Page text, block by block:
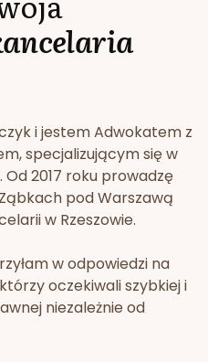
i jestem Adwokatem z
specjalizującym się w
2017 roku prowadzę
pod Warszawą
w Rzeszowie.
w odpowiedzi na
oczekiwali szybkiej i
niezależnie od